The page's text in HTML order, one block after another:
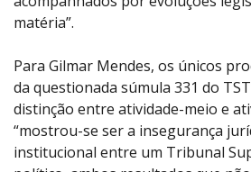
matéria”.
Para Gilmar Mendes, os únicos
da questionada súmula 331 do
distinção entre atividade-meio e
“mostrou-se ser a insegurança
institucional entre um Tribunal